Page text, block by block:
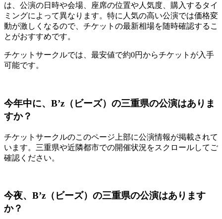
は、公演の日時や会場、座席の位置や人気度、購入するタイ
ミングによって異なります。特に人気の高い公演では価格変
動が激しくなるので、チケットの最新相場を随時確認するこ
とがおすすめです。
チケットサークルでは、最安値で約0円からチケットが入手
可能です。
今年中に、B’z（ビーズ）の三重県の公演はありま
すか？
チケットサークルのこのページ上部に公演情報が掲載されて
います。三重県や近隣都市での開催状況をスクロールしてご
確認ください。
今夜、B’z（ビーズ）の三重県の公演はあります
か？